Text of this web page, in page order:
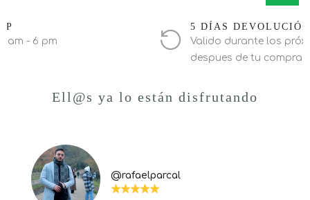
am - 6 pm
5 DÍAS DEVOLUCIÓN
Valido durante los
despues de tu compra
Ell@s ya lo están disfrutando
@rafaelparcal